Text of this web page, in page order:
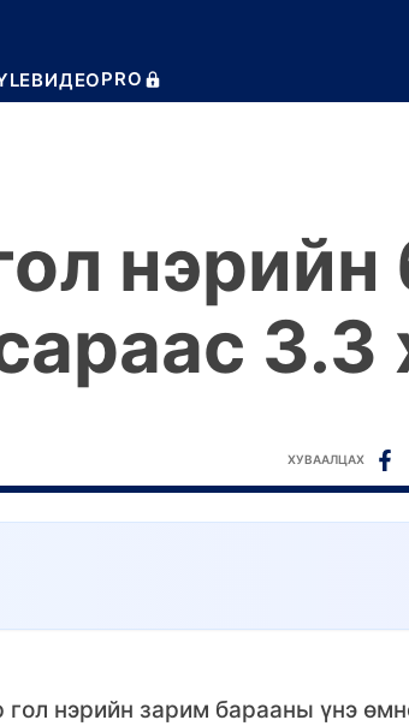
ВИДЕОPRO
нэрийн
3.3
ХУВААЛЦАХ
нэрийн зарим барааны үнэ